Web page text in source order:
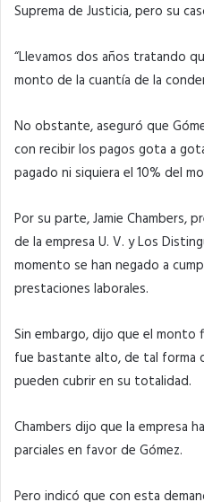
Suprema de Justicia, pero su
“Llevamos dos años tratando
monto de la cuantía de la
No obstante, aseguró que
con recibir los pagos gota a
pagado ni siquiera el 10% del
Por su parte, Jamie Chambers,
de la empresa U. V. y Los
momento se han negado a
prestaciones laborales.
Sin embargo, dijo que el monto
fue bastante alto, de tal forma
pueden cubrir en su totalidad.
Chambers dijo que la empresa
parciales en favor de Gómez.
Pero indicó que con esta